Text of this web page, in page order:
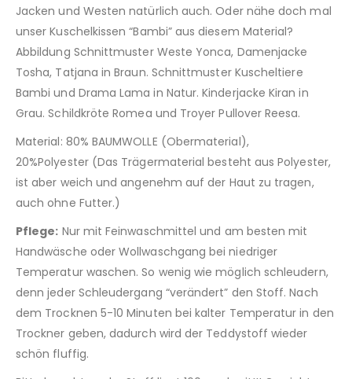
Jacken und Westen natürlich auch. Oder nähe doch mal
unser Kuschelkissen “Bambi” aus diesem Material?
Abbildung Schnittmuster Weste Yonca, Damenjacke
Tosha, Tatjana in Braun. Schnittmuster Kuscheltiere
Bambi und Drama Lama in Natur. Kinderjacke Kiran in
Grau. Schildkröte Romea und Troyer Pullover Reesa.
Material: 80% BAUMWOLLE (Obermaterial),
20%Polyester (Das Trägermaterial besteht aus Polyester,
ist aber weich und angenehm auf der Haut zu tragen,
auch ohne Futter.)
Pflege: Nur mit Feinwaschmittel und am besten mit
Handwäsche oder Wollwaschgang bei niedriger
Temperatur waschen. So wenig wie möglich schleudern,
denn jeder Schleudergang “verändert” den Stoff. Nach
dem Trocknen 5-10 Minuten bei kalter Temperatur in den
Trockner geben, dadurch wird der Teddystoff wieder
schön fluffig.